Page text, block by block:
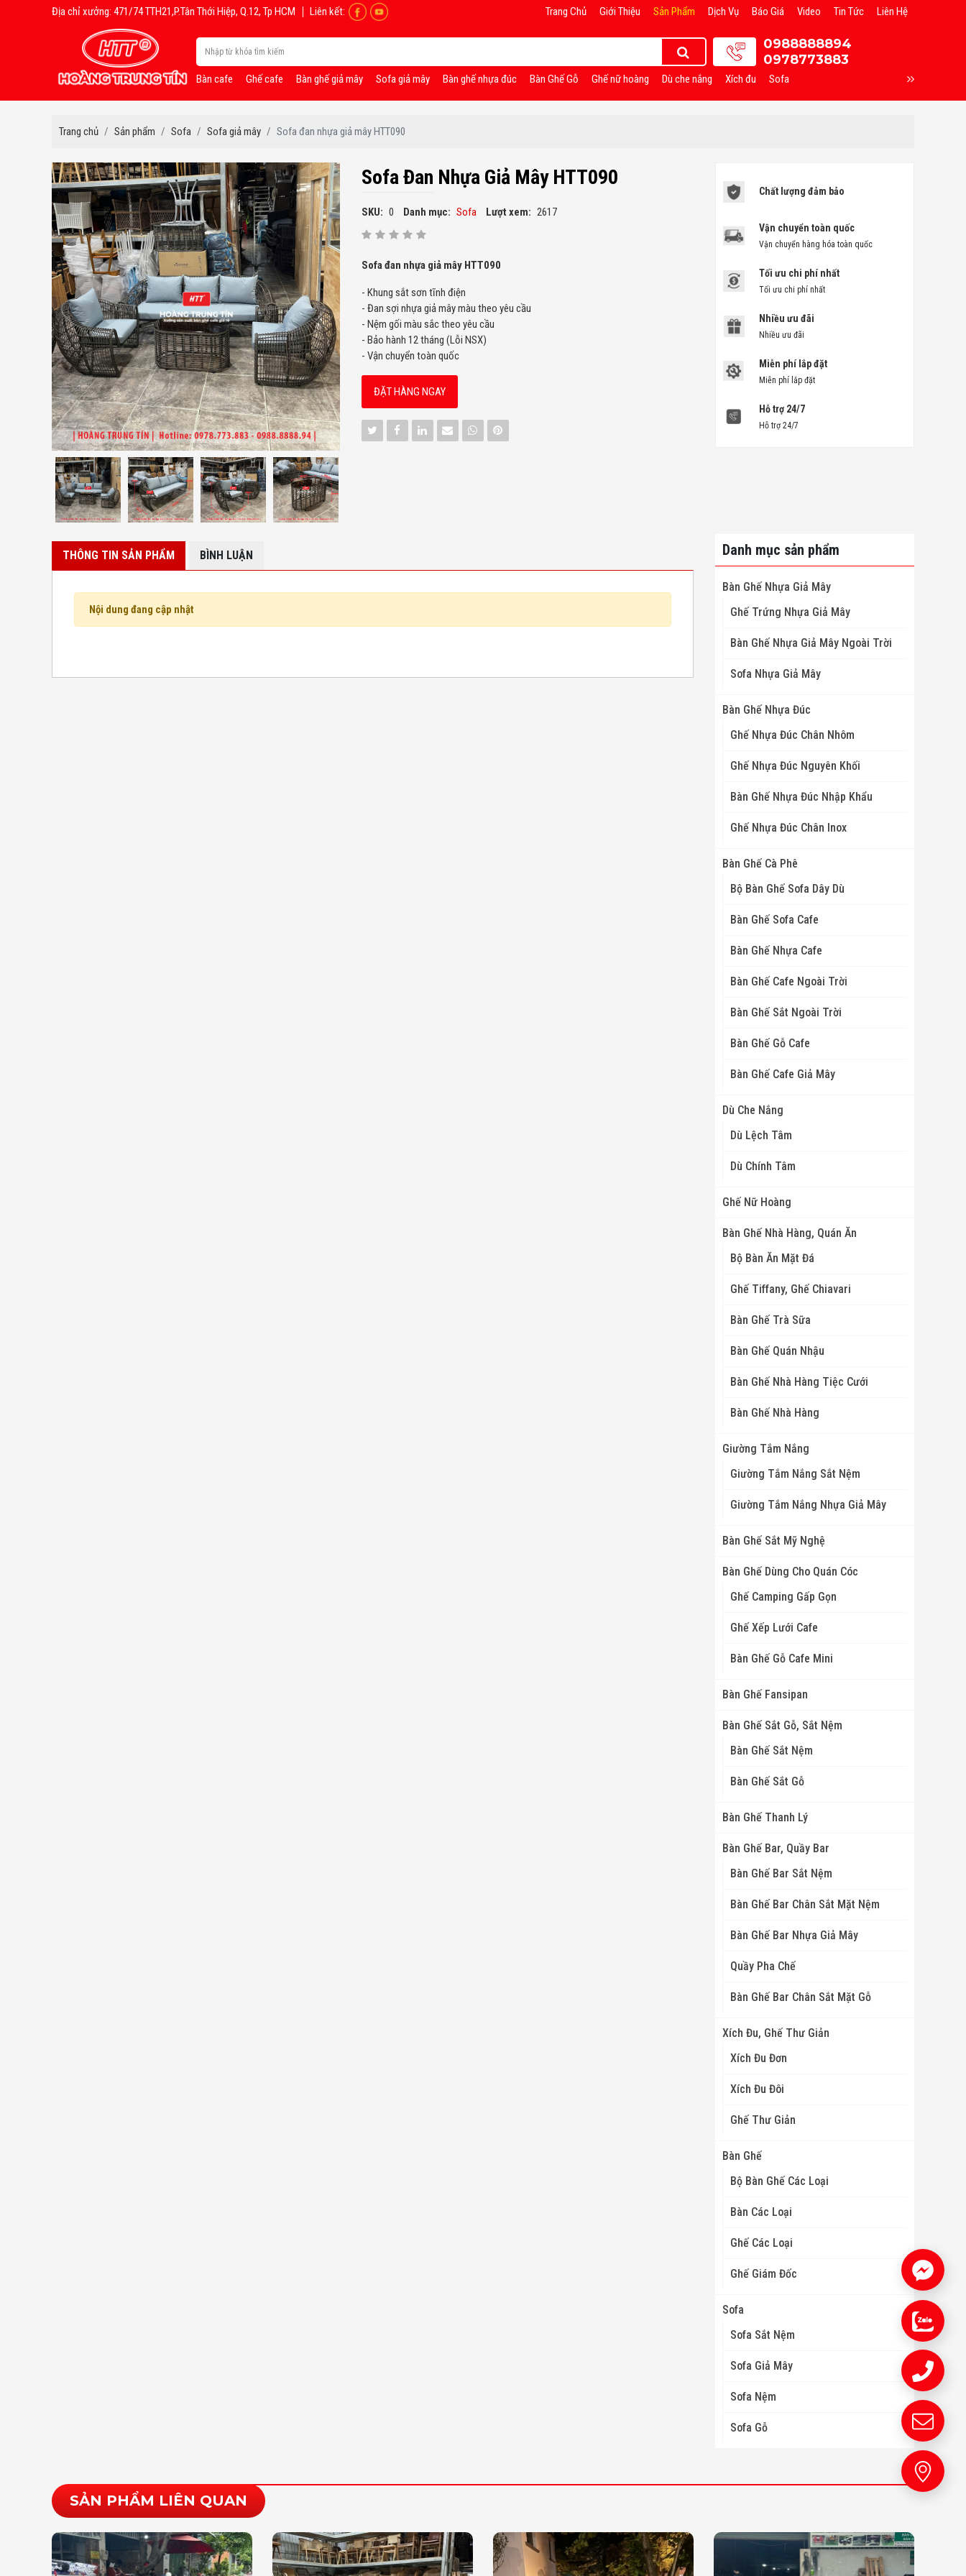
Địa chỉ xưởng: 471/74 TTH21,P.Tân Thới Hiệp, Q.12, Tp HCM Liên kết: Trang Chủ Giới Thiệu Sản Phẩm Dịch Vụ Báo Giá Video Tin Tức Liên Hệ
0988888894
0978773883
Bàn cafe Ghế cafe Bàn ghế giả mây Sofa giả mây Bàn ghế nhựa đúc Bàn Ghế Gỗ Ghế nữ hoàng Dù che nắng Xích đu Sofa
Trang chủ Sản phẩm Sofa Sofa giả mây Sofa đan nhựa giả mây HTT090
Sofa Đan Nhựa Giả Mây HTT090
SKU: 0 Danh mục: Sofa Lượt xem: 2617
Sofa đan nhựa giả mây HTT090
- Khung sắt sơn tĩnh điện
- Đan sợi nhựa giả mây màu theo yêu cầu
- Nệm gối màu sắc theo yêu cầu
- Bảo hành 12 tháng (Lỗi NSX)
- Vận chuyển toàn quốc
ĐẶT HÀNG NGAY
Chất lượng đảm bảo
Vận chuyển toàn quốc
Vận chuyển hàng hóa toàn quốc
Tối ưu chi phí nhất
Tối ưu chi phí nhất
Nhiều ưu đãi
Nhiều ưu đãi
Miễn phí lắp đặt
Miễn phí lắp đặt
Hỗ trợ 24/7
Hỗ trợ 24/7
THÔNG TIN SẢN PHẨM BÌNH LUẬN
Nội dung đang cập nhật
Danh mục sản phẩm
Bàn Ghế Nhựa Giả Mây
Ghế Trứng Nhựa Giả Mây
Bàn Ghế Nhựa Giả Mây Ngoài Trời
Sofa Nhựa Giả Mây
Bàn Ghế Nhựa Đúc
Ghế Nhựa Đúc Chân Nhôm
Ghế Nhựa Đúc Nguyên Khối
Bàn Ghế Nhựa Đúc Nhập Khẩu
Ghế Nhựa Đúc Chân Inox
Bàn Ghế Cà Phê
Bộ Bàn Ghế Sofa Dây Dù
Bàn Ghế Sofa Cafe
Bàn Ghế Nhựa Cafe
Bàn Ghế Cafe Ngoài Trời
Bàn Ghế Sắt Ngoài Trời
Bàn Ghế Gỗ Cafe
Bàn Ghế Cafe Giả Mây
Dù Che Nắng
Dù Lệch Tâm
Dù Chính Tâm
Ghế Nữ Hoàng
Bàn Ghế Nhà Hàng, Quán Ăn
Bộ Bàn Ăn Mặt Đá
Ghế Tiffany, Ghế Chiavari
Bàn Ghế Trà Sữa
Bàn Ghế Quán Nhậu
Bàn Ghế Nhà Hàng Tiệc Cưới
Bàn Ghế Nhà Hàng
Giường Tắm Nắng
Giường Tắm Nắng Sắt Nệm
Giường Tắm Nắng Nhựa Giả Mây
Bàn Ghế Sắt Mỹ Nghệ
Bàn Ghế Dùng Cho Quán Cóc
Ghế Camping Gấp Gọn
Ghế Xếp Lưới Cafe
Bàn Ghế Gỗ Cafe Mini
Bàn Ghế Fansipan
Bàn Ghế Sắt Gỗ, Sắt Nệm
Bàn Ghế Sắt Nệm
Bàn Ghế Sắt Gỗ
Bàn Ghế Thanh Lý
Bàn Ghế Bar, Quầy Bar
Bàn Ghế Bar Sắt Nệm
Bàn Ghế Bar Chân Sắt Mặt Nệm
Bàn Ghế Bar Nhựa Giả Mây
Quầy Pha Chế
Bàn Ghế Bar Chân Sắt Mặt Gỗ
Xích Đu, Ghế Thư Giản
Xích Đu Đơn
Xích Đu Đôi
Ghế Thư Giản
Bàn Ghế
Bộ Bàn Ghế Các Loại
Bàn Các Loại
Ghế Các Loại
Ghế Giám Đốc
Sofa
Sofa Sắt Nệm
Sofa Giả Mây
Sofa Nệm
Sofa Gỗ
SẢN PHẨM LIÊN QUAN